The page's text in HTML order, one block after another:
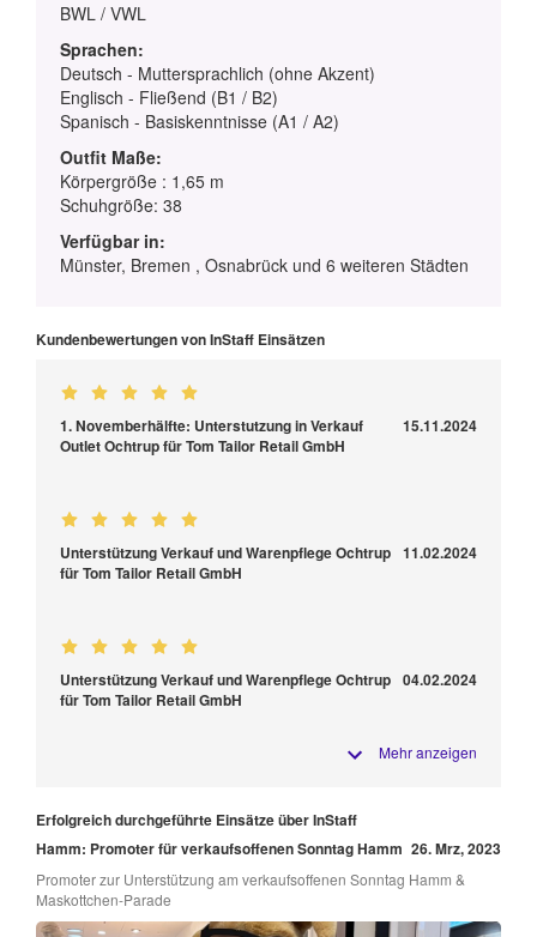
BWL / VWL
Sprachen:
Deutsch - Muttersprachlich (ohne Akzent)
Englisch - Fließend (B1 / B2)
Spanisch - Basiskenntnisse (A1 / A2)
Outfit Maße:
Körpergröße : 1,65 m
Schuhgröße: 38
Verfügbar in:
Münster, Bremen , Osnabrück und 6 weiteren Städten
Kundenbewertungen von InStaff Einsätzen
1. Novemberhälfte: Unterstutzung in Verkauf
Outlet Ochtrup für Tom Tailor Retail GmbH
15.11.2024
Unterstützung Verkauf und Warenpflege Ochtrup
für Tom Tailor Retail GmbH
11.02.2024
Unterstützung Verkauf und Warenpflege Ochtrup
für Tom Tailor Retail GmbH
04.02.2024
Mehr anzeigen
Erfolgreich durchgeführte Einsätze über InStaff
Hamm: Promoter für verkaufsoffenen Sonntag Hamm 26. Mrz, 2023
Promoter zur Unterstützung am verkaufsoffenen Sonntag Hamm &
Maskottchen-Parade